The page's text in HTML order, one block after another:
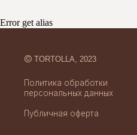
Error get alias